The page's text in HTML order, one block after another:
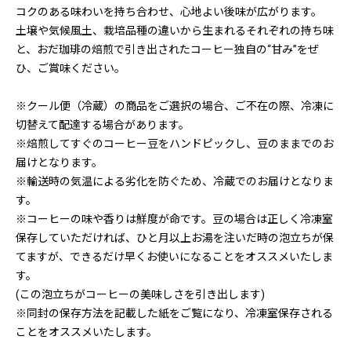
コクのある味わいを持ち合わせ、心地よい後味が広がります。
土壌や気候風土、栽培品種の違いから生まれるそれぞれの持ち味
と、おだ珈琲の焙煎で引き出されたコーヒー独自の“甘み”をぜ
ひ、ご賞味ください。
※クール便（冷蔵）の商品をご選択の場合、ご不在の際、冷凍に
切替えて配達する場合があります。
※焙煎してすぐのコーヒー豆をハンドピックし、豆のままでのお
届けとなります。
※輸送時の気温による劣化を防ぐため、冷蔵でのお届けとなりま
す。
※コーヒーの味や香りは鮮度が命です。豆の場合は正しく冷凍室
保存していただければ、ひと月以上お湯を注いだ時の泡立ちが保
てますが、できるだけ早くお使いになることをオススメいたしま
す。
(この泡立ちがコーヒーの美味しさを引き出します)
※同封の保存方法を記載した紙をご覧になり、冷凍室保存される
ことをオススメいたします。